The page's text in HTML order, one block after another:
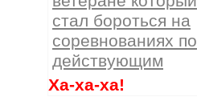
стал бороться на
соревнованиях по
действующим
Ха-ха-ха!